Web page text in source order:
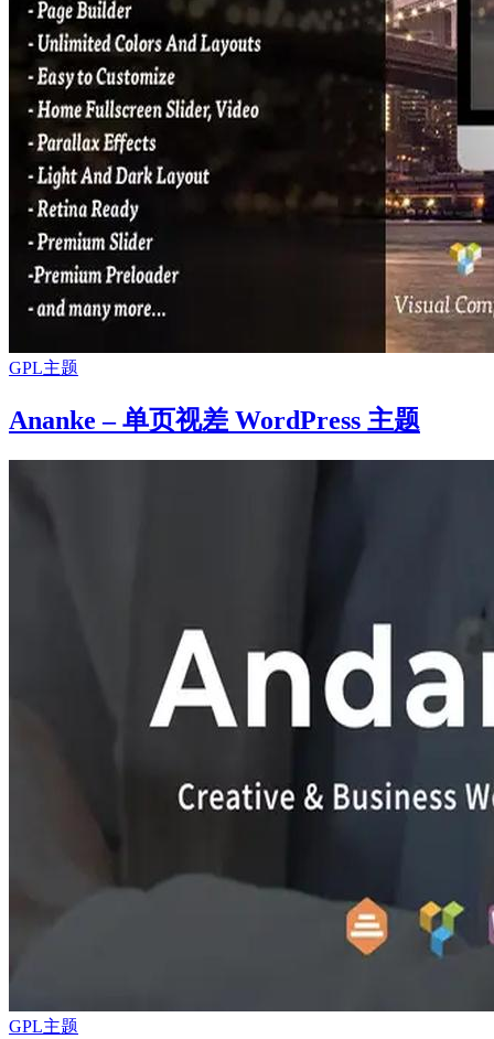
GPL主题
Ananke – 单页视差 WordPress 主题
GPL主题